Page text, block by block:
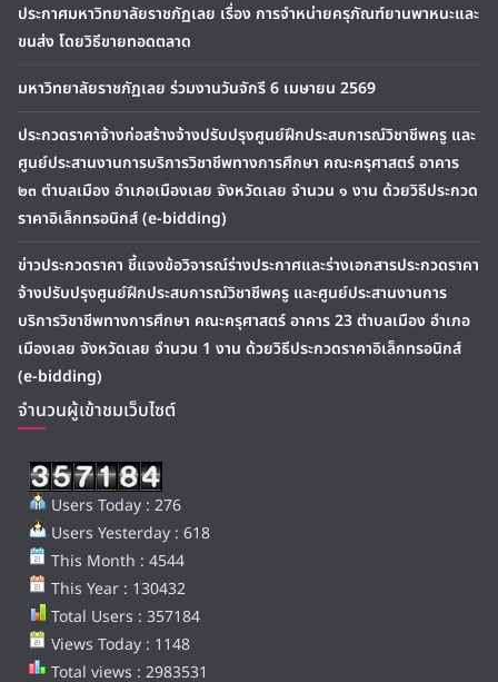
ประกาศมหาวิทยาลัยราชภัฏเลย เรื่อง การจำหน่ายครุภัณฑ์ยานพาหนะและ
ขนส่ง โดยวิธีขายทอดตลาด
มหาวิทยาลัยราชภัฏเลย ร่วมงานวันจักรี 6 เมษายน 2569
ประกวดราคาจ้างก่อสร้างจ้างปรับปรุงศูนย์ฝึกประสบการณ์วิชาชีพครู และ
ศูนย์ประสานงานการบริการวิชาชีพทางการศึกษา คณะครุศาสตร์ อาคาร
๒๓ ตำบลเมือง อำเภอเมืองเลย จังหวัดเลย จำนวน ๑ งาน ด้วยวิธีประกวด
ราคาอิเล็กทรอนิกส์ (e-bidding)
ข่าวประกวดราคา ชี้แจงข้อวิจารณ์ร่างประกาศและร่างเอกสารประกวดราคา
จ้างปรับปรุงศูนย์ฝึกประสบการณ์วิชาชีพครู และศูนย์ประสานงานการ
บริการวิชาชีพทางการศึกษา คณะครุศาสตร์ อาคาร 23 ตำบลเมือง อำเภอ
เมืองเลย จังหวัดเลย จำนวน 1 งาน ด้วยวิธีประกวดราคาอิเล็กทรอนิกส์
(e-bidding)
จำนวนผู้เข้าชมเว็บไซต์
Users Today : 276
Users Yesterday : 618
This Month : 4544
This Year : 130432
Total Users : 357184
Views Today : 1148
Total views : 2983531